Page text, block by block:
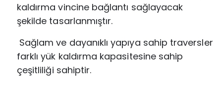
kaldırma vincine bağlantı sağlayacak
şekilde tasarlanmıştır.
Sağlam ve dayanıklı yapıya sahip traversler
farklı yük kaldırma kapasitesine sahip
çeşitliliği sahiptir.